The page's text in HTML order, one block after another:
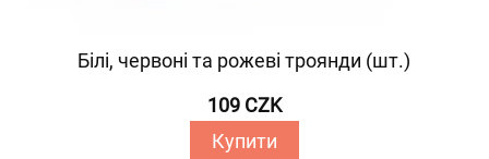
Білі, червоні та рожеві троянди (шт.)
109 CZK
Купити